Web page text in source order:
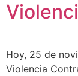
Hoy, 25 de
Violencia